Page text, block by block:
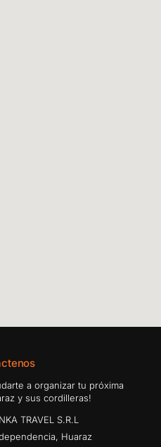
a organizar tu próxima
y sus cordilleras!
TRAVEL S.R.L
Huaraz